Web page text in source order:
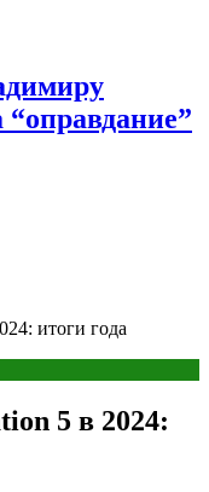
итоги года
5 в 2024: